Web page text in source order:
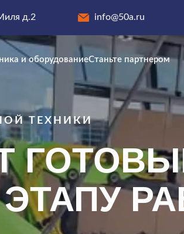
info@50a.ru
д.2
и оборудованиеСтаньте партнером
ТЕХНИКИ
и оборудованиеСтаньте партнером